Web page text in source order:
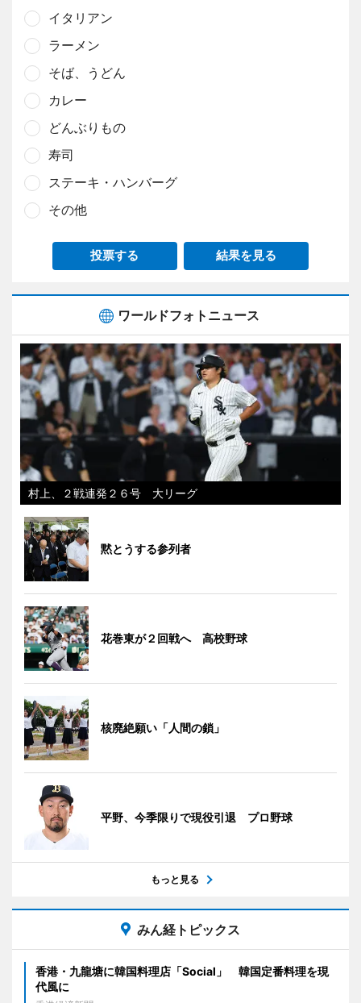
イタリアン
ラーメン
そば、うどん
カレー
どんぶりもの
寿司
ステーキ・ハンバーグ
その他
投票する 結果を見る
ワールドフォトニュース
村上、２戦連発２６号 大リーグ
黙とうする参列者
花巻東が２回戦へ 高校野球
核廃絶願い「人間の鎖」
平野、今季限りで現役引退 プロ野球
もっと見る
みん経トピックス
香港・九龍塘に韓国料理店「Social」 韓国定番料理を現
代風に